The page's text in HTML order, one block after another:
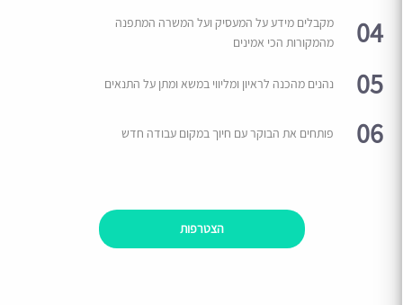
04
מקבלים מידע על המעסיק ועל המשרה המתפנה
מהמקורות הכי אמינים
05 נהנים מהכנה לראיון ומליווי במשא ומתן על התנאים
06 פותחים את הבוקר עם חיוך במקום עבודה חדש
הצטרפות